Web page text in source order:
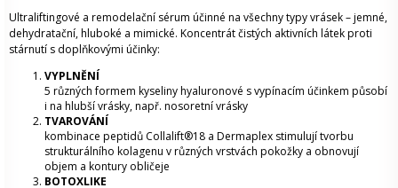
Ultraliftingové a remodelační sérum účinné na všechny typy vrásek – jemné,
dehydratační, hluboké a mimické. Koncentrát čistých aktivních látek proti
stárnutí s doplňkovými účinky:
VYPLNĚNÍ
5 různých formem kyseliny hyaluronové s vypínacím účinkem působí
i na hlubší vrásky, např. nosoretní vrásky
TVAROVÁNÍ
kombinace peptidů Collalift®18 a Dermaplex stimulují tvorbu
strukturálního kolagenu v různých vrstvách pokožky a obnovují
objem a kontury obličeje
BOTOXLIKE